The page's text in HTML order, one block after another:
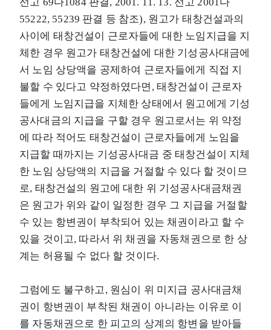
55222, 55239 판결 등 참조), 원고가 태창건설과의
사이에 태창건설이 근로자들에 대한 노임지급을 지
체한 경우 원고가 태창건설에 대한 기성공사대금에
서 노임 상당액을 공제하여 근로자들에게 직접 지
불할 수 있다고 약정하였다면, 태창건설이 근로자
들에게 노임지급을 지체한 상태에서 원고에게 기성
공사대금의 지급을 구할 경우 원고로서는 위 약정
에 따라 적어도 태창건설이 근로자들에게 노임을
지급할 때까지는 기성공사대금 중 태창건설이 지체
한 노임 상당액의 지급을 거절할 수 있다 할 것이므
로, 태창건설의 원고에 대한 위 기성공사대금채권
은 원고가 위와 같이 일정한 경우 그 지급을 거절할
수 있는 항변권이 부착되어 있는 채권이라고 할 수
있을 것이고, 따라서 위 채권을 자동채권으로 한 상
계는 허용될 수 없다 할 것이다.
그럼에도 불구하고, 원심이 위 미지급 공사대금채
권이 항변권이 부착된 채권이 아니라는 이유로 이
를 자동채권으로 한 피고의 상계의 항변을 받아들